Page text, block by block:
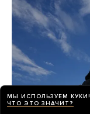
МЫ ИСПОЛЬЗУЕМ КУКИ!
ЧТО ЭТО ЗНАЧИТ?